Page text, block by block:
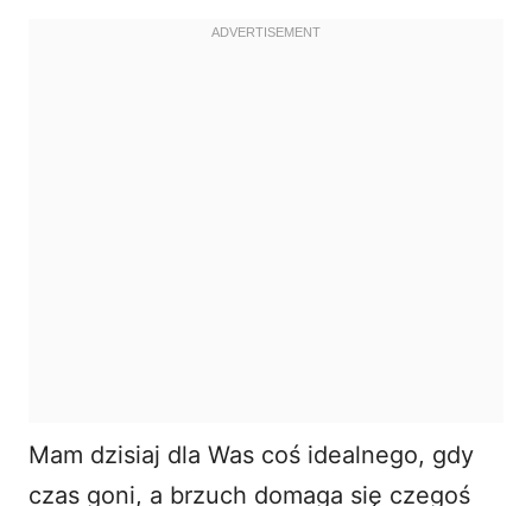
Mam dzisiaj dla Was coś idealnego, gdy
czas goni, a brzuch domaga się czegoś